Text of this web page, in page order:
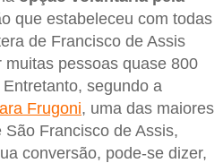
que estabeleceu com todas
de Francisco de Assis
pessoas quase 800
segundo a
Frugoni, uma das maiores
Francisco de Assis,
conversão, pode-se dizer,